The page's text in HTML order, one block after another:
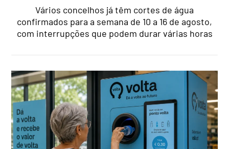
Vários concelhos já têm cortes de água
confirmados para a semana de 10 a 16 de agosto,
com interrupções que podem durar várias horas